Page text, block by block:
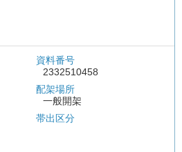
資料番号
2332510458
配架場所
一般開架
帯出区分